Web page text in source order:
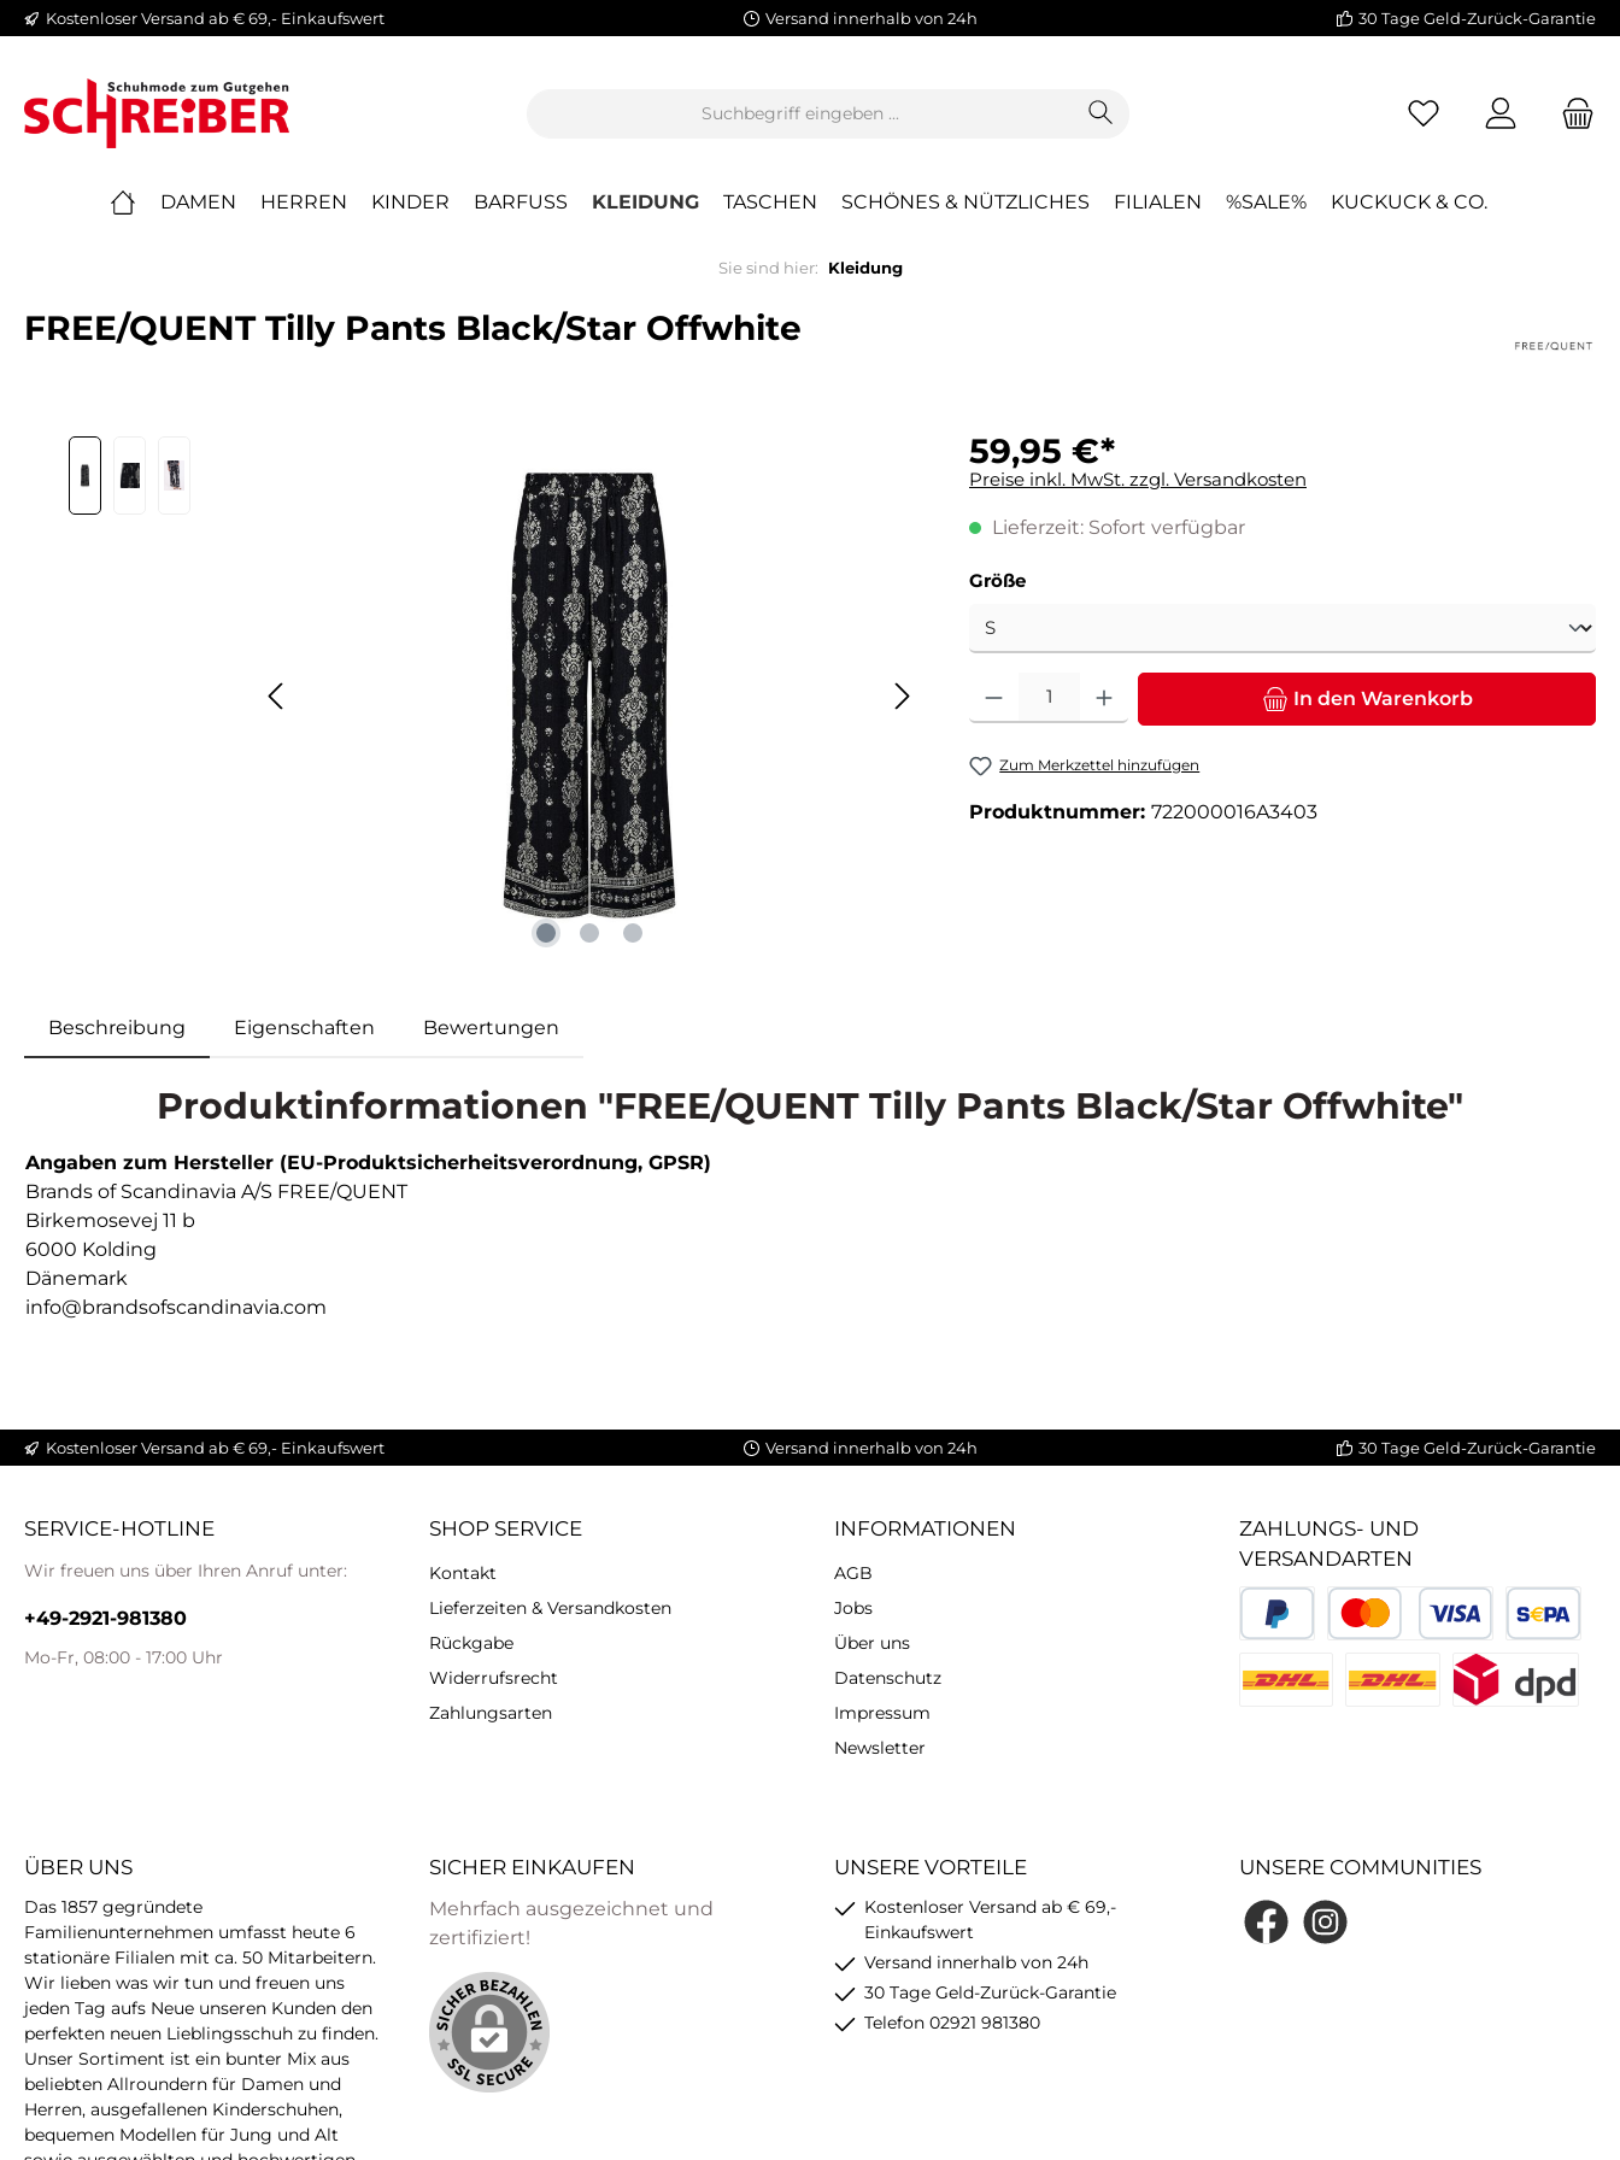
Zur Hauptnavigation springen
Kostenloser Versand ab € 69,- Einkaufswert Versand innerhalb von 24h 30 Tage Geld-Zurück-Garantie
DAMEN HERREN KINDER BARFUSS KLEIDUNG TASCHEN SCHÖNES & NÜTZLICHES FILIALEN %SALE% KUCKUCK & CO.
Sie sind hier: Kleidung
FREE/QUENT Tilly Pants Black/Star Offwhite
Bildergalerie überspringen 59,95 €*
Preise inkl. MwSt. zzgl. Versandkosten
Lieferzeit: Sofort verfügbar
Größeauswählen
Produkt Anzahl: Gib den gewünschten Wert ein oder benutze die Schaltflächen um die
In den Warenkorb
Zum Merkzettel hinzufügen
Produktnummer: 722000016A3403
Beschreibung Eigenschaften Bewertungen
Produktinformationen "FREE/QUENT Tilly Pants Black/Star Offwhite"
Angaben zum Hersteller (EU-Produktsicherheitsverordnung, GPSR)
Brands of Scandinavia A/S FREE/QUENT
Birkemosevej 11 b
6000 Kolding
Dänemark
info@brandsofscandinavia.com
Kostenloser Versand ab € 69,- Einkaufswert Versand innerhalb von 24h 30 Tage Geld-Zurück-Garantie
SERVICE-HOTLINE
Wir freuen uns über Ihren Anruf unter:
+49-2921-981380
Mo-Fr, 08:00 - 17:00 Uhr
SHOP SERVICE
Kontakt
Lieferzeiten & Versandkosten
Rückgabe
Widerrufsrecht
Zahlungsarten
INFORMATIONEN
AGB
Jobs
Über uns
Datenschutz
Impressum
Newsletter
ZAHLUNGS- UND
VERSANDARTEN
ÜBER UNS
Das 1857 gegründete
Familienunternehmen umfasst heute 6
stationäre Filialen mit ca. 50 Mitarbeitern.
Wir lieben was wir tun und freuen uns
jeden Tag aufs Neue unseren Kunden den
perfekten neuen Lieblingsschuh zu finden.
Unser Sortiment ist ein bunter Mix aus
beliebten Allroundern für Damen und
Herren, ausgefallenen Kinderschuhen,
bequemen Modellen für Jung und Alt
SICHER EINKAUFEN
Mehrfach ausgezeichnet und
zertifiziert!
UNSERE VORTEILE
Kostenloser Versand ab € 69,-
Einkaufswert
Versand innerhalb von 24h
30 Tage Geld-Zurück-Garantie
Telefon 02921 981380
UNSERE COMMUNITIES